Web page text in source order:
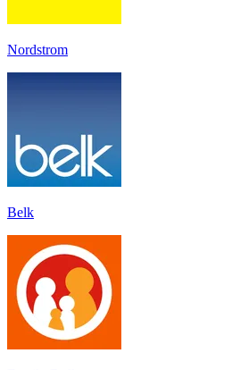
Nordstrom
Belk